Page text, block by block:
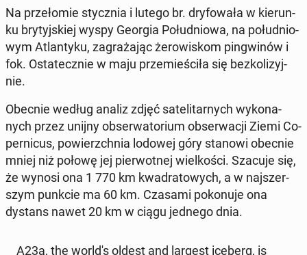
Na prze­ło­mie stycz­nia i lutego br. dry­fo­wa­ła w kie­run­
ku bry­tyj­skiej wyspy Georgia Po­łu­dnio­wa, na po­łu­dnio­
wym Atlan­ty­ku, za­gra­ża­jąc że­ro­wi­skom pin­gwi­nów i
fok. Osta­tecz­nie w maju prze­mie­ści­ła się bez­ko­li­zyj­
nie.
Obecnie według analiz zdjęć sa­te­li­tar­nych wy­ko­na­
nych przez unijny ob­ser­wa­to­rium ob­ser­wa­cji Ziemi Co­
per­ni­cus, po­wierzch­nia lodowej góry stanowi obecnie
mniej niż połowę jej pier­wot­nej wiel­ko­ści. Szacuje się,
że wynosi ona 1 770 km kwa­dra­to­wych, a w naj­szer­
szym punkcie ma 60 km. Czasami po­ko­nu­je ona
dystans nawet 20 km w ciągu jednego dnia.
A23a, the world's oldest and largest iceberg, is